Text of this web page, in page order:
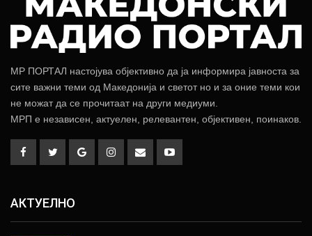
МР ПОРТАЛ настојува објективно да ја информира јавноста за
сите важни теми од Македонија и светот но и за оние теми кои
не можат да се прочитаат на други медиуми.
МРП е независен, актуелен, релевантен, објективен, поинаков.
АКТУЕЛНО